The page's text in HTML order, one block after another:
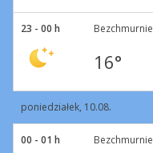
23 - 00 h Bezchmurnie
16°
poniedziałek, 10.08.
00 - 01 h Bezchmurnie